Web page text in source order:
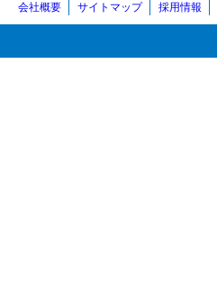
会社概要 サイトマップ 採用情報